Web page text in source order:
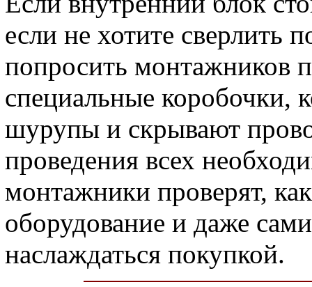
если не хотите сверлить
попросить монтажников
специальные коробочки,
шурупы и скрывают
проведения всех
монтажники проверят,
оборудование и даже
наслаждаться покупкой.